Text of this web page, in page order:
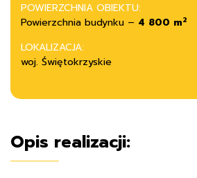
POWIERZCHNIA OBIEKTU:
Powierzchnia budynku – 4 800 m2
LOKALIZACJA:
woj. Świętokrzyskie
Opis realizacji: